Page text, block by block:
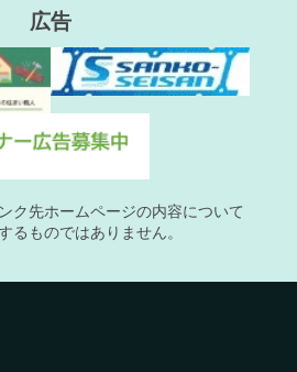
広告
ク先ホームページの内容について
るものではありません。